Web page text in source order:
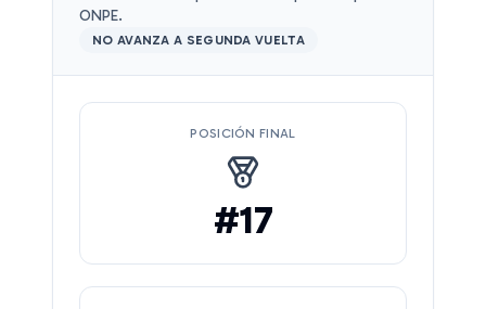
ONPE.
NO AVANZA A SEGUNDA VUELTA
POSICIÓN FINAL
#17